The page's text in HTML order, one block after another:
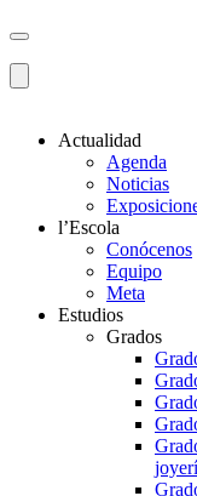
Actualidad
Agenda
Noticias
l’Escola
Conócenos
Equipo
Meta
Estudios
Grados